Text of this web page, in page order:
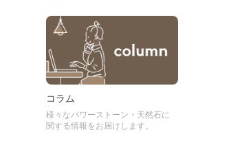
コラム
様々なパワーストーン・天然石に
関する情報をお届けします。